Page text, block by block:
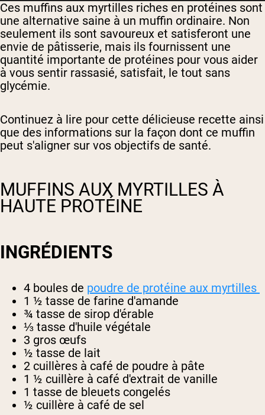
Ces muffins aux myrtilles riches en protéines sont
une alternative saine à un muffin ordinaire. Non
seulement ils sont savoureux et satisferont une
envie de pâtisserie, mais ils fournissent une
quantité importante de protéines pour vous aider
à vous sentir rassasié, satisfait, le tout sans
glycémie.
Continuez à lire pour cette délicieuse recette ainsi
que des informations sur la façon dont ce muffin
peut s'aligner sur vos objectifs de santé.
MUFFINS AUX MYRTILLES À
HAUTE PROTÉINE
INGRÉDIENTS
4 boules de poudre de protéine aux myrtilles
1 ½ tasse de farine d'amande
¾ tasse de sirop d'érable
⅓ tasse d'huile végétale
3 gros œufs
½ tasse de lait
2 cuillères à café de poudre à pâte
1 ½ cuillère à café d'extrait de vanille
1 tasse de bleuets congelés
½ cuillère à café de sel